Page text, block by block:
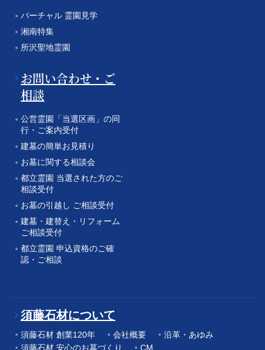
バーチャル 霊園見学
湘南特集
所沢聖地霊園
お問い合わせ・ご
相談
公営霊園「当選区画」の同
行・ご案内受付
建墓の簡単お見積り
お墓に関する相談会
都立霊園 当選された方のご
相談受付
お墓の引越し ご相談受付
建墓・建替え・リフォーム
ご相談受付
都立霊園 申込資格のご確
認・ご相談
須藤石材について
須藤石材 創業120年 会社概要
沿革・あゆみ
須藤石材 安心のお墓づくり
CM